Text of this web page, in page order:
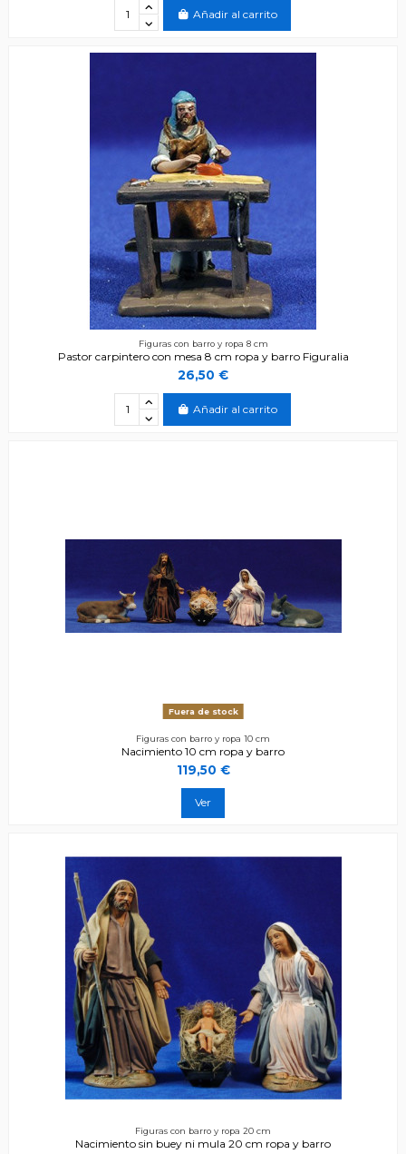
Añadir al carrito
Figuras con barro y ropa 8 cm
Pastor carpintero con mesa 8 cm ropa y barro Figuralia
26,50 €
Añadir al carrito
Fuera de stock
Figuras con barro y ropa 10 cm
Nacimiento 10 cm ropa y barro
119,50 €
Ver
Figuras con barro y ropa 20 cm
Nacimiento sin buey ni mula 20 cm ropa y barro